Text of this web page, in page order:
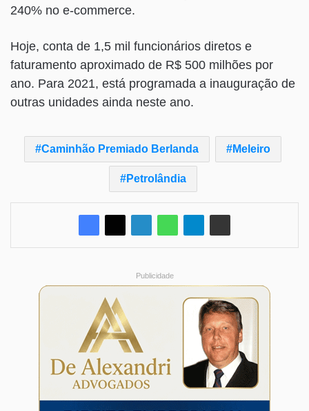
240% no e-commerce.
Hoje, conta de 1,5 mil funcionários diretos e
faturamento aproximado de R$ 500 milhões por
ano. Para 2021, está programada a inauguração de
outras unidades ainda neste ano.
Caminhão Premiado Berlanda Meleiro
Petrolândia
Publicidade